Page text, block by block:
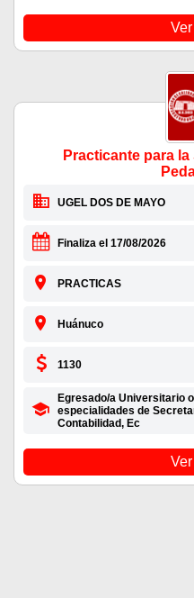
Practicante para
UGEL DOS DE MAYO
Finaliza el 17/08/2026
PRACTICAS
Huánuco
1130
Egresado/a Universitario
especialidades de
Contabilidad, Ec